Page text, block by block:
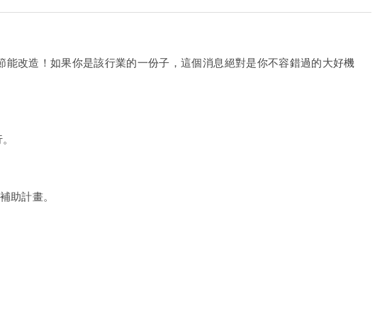
改造！如果你是該行業的一份子，這個消息絕對是你不容錯過的大好機
助計畫。